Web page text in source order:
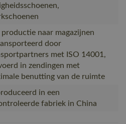
productie naar magazijnen
door
met ISO 14001,
in zendingen met
benutting van de ruimte
in een
fabriek in China